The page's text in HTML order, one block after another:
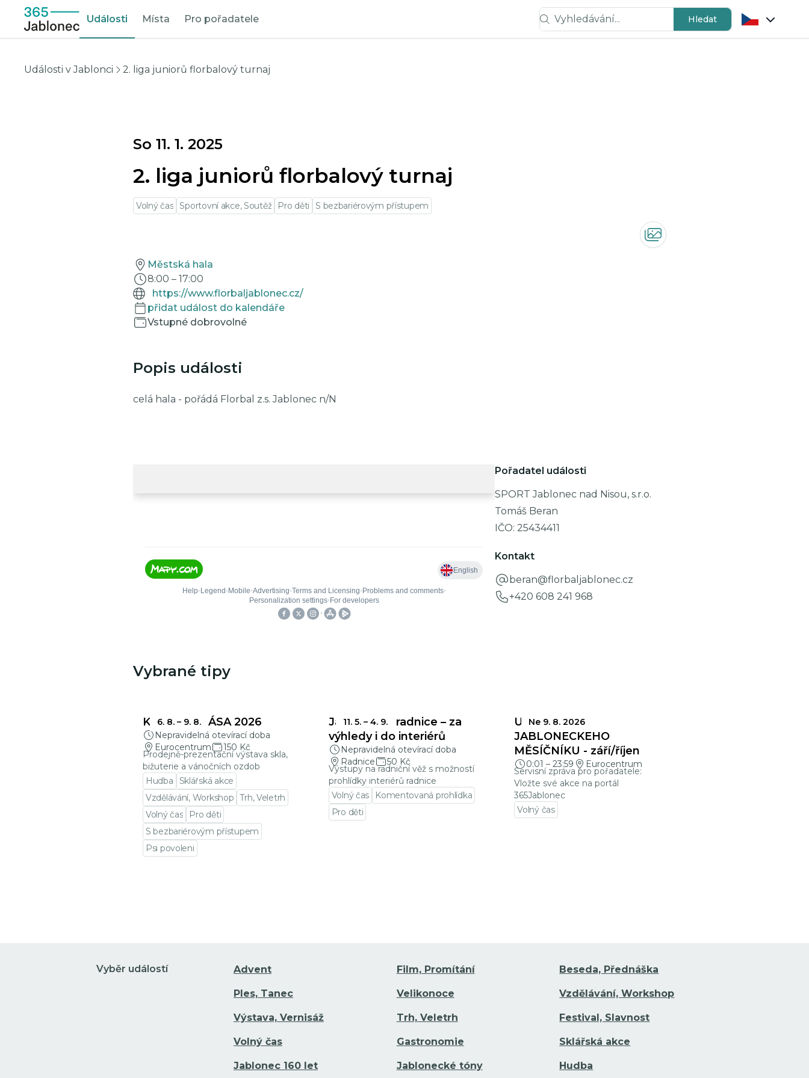
Události Místa Pro pořadatele
Vyhledávání...
Hledat
Události v Jablonci 2. liga juniorů florbalový turnaj
So 11. 1. 2025
2. liga juniorů florbalový turnaj
Volný čas Sportovní akce, Soutěž Pro děti S bezbariérovým přístupem
Městská hala
8:00 – 17:00
https://www.florbaljablonec.cz/
přidat událost do kalendáře
Vstupné dobrovolné
Popis události
celá hala - pořádá Florbal z.s. Jablonec n/N
Pořadatel události
SPORT Jablonec nad Nisou, s.r.o.
Tomáš Beran
IČO: 25434411
Kontakt
beran@florbaljablonec.cz
+420 608 241 968
Vybrané tipy
6. 8. – 9. 8.
KŘEHKÁ KRÁSA 2026
Nepravidelná otevírací doba
Eurocentrum
150 Kč
Prodejně-prezentační výstava skla,
bižuterie a vánočních ozdob
Hudba
Sklářská akce
Vzdělávání, Workshop Trh, Veletrh
Volný čas
Pro děti
S bezbariérovým přístupem
Psi povoleni
11. 5. – 4. 9.
Jablonecká radnice – za
výhledy i do interiérů
Nepravidelná otevírací doba
Radnice
50 Kč
Výstupy na radniční věž s možností
prohlídky interiérů radnice
Volný čas
Komentovaná prohlídka
Pro děti
Ne 9. 8. 2026
UZÁVĚRKY
JABLONECKÉHO
MĚSÍČNÍKU - září/říjen
0:01 – 23:59 Eurocentrum
Servisní zpráva pro pořadatele:
Vložte své akce na portál
365Jablonec
Volný čas
Vyběr událostí Advent Film, Promítání Beseda, Přednáška
Ples, Tanec Velikonoce Vzdělávání, Workshop
Výstava, Vernisáž Trh, Veletrh Festival, Slavnost
Volný čas Gastronomie Sklářská akce
Jablonec 160 let Jablonecké tóny Hudba